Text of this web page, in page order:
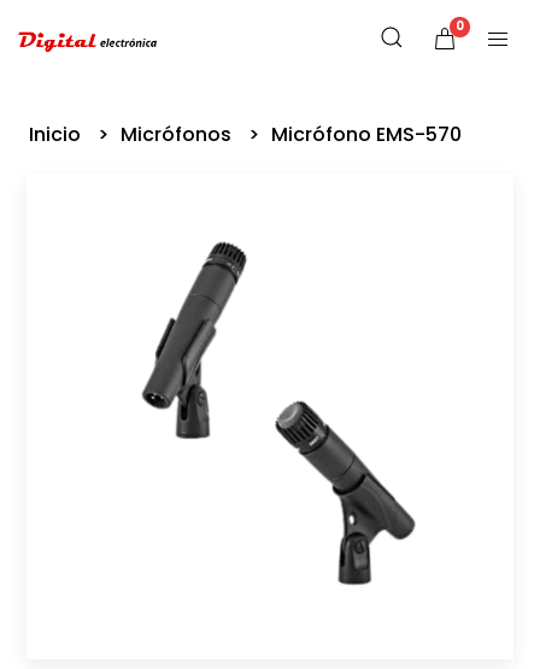
0
Inicio Micrófonos Micrófono EMS-570